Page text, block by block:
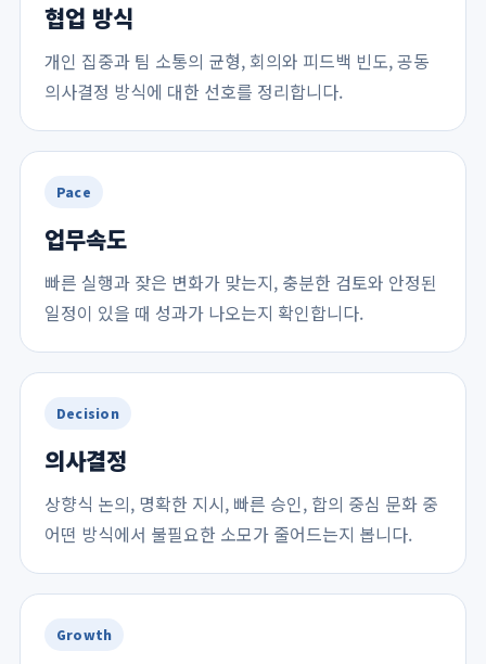
협업 방식
개인 집중과 팀 소통의 균형, 회의와 피드백 빈도, 공동
의사결정 방식에 대한 선호를 정리합니다.
Pace
업무속도
빠른 실행과 잦은 변화가 맞는지, 충분한 검토와 안정된
일정이 있을 때 성과가 나오는지 확인합니다.
Decision
의사결정
상향식 논의, 명확한 지시, 빠른 승인, 합의 중심 문화 중
어떤 방식에서 불필요한 소모가 줄어드는지 봅니다.
Growth